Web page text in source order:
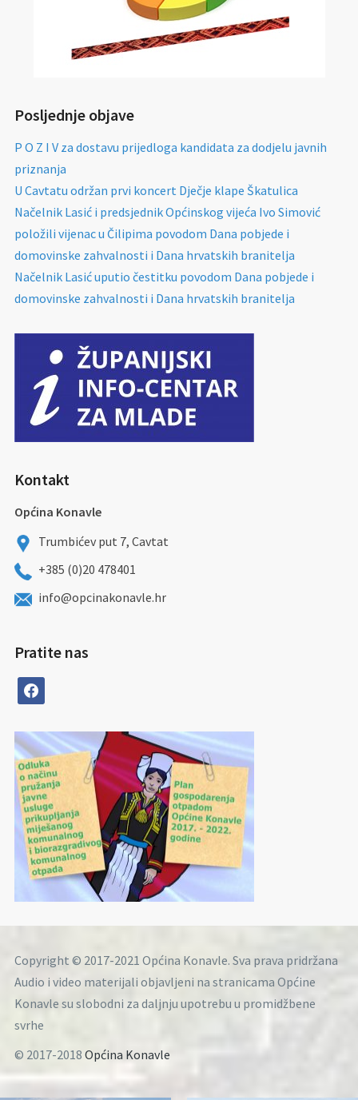
Posljednje objave
P O Z I V za dostavu prijedloga kandidata za dodjelu javnih
priznanja
U Cavtatu održan prvi koncert Dječje klape Škatulica
Načelnik Lasić i predsjednik Općinskog vijeća Ivo Simović
položili vijenac u Čilipima povodom Dana pobjede i
domovinske zahvalnosti i Dana hrvatskih branitelja
Načelnik Lasić uputio čestitku povodom Dana pobjede i
domovinske zahvalnosti i Dana hrvatskih branitelja
Kontakt
Općina Konavle
Trumbićev put 7, Cavtat
+385 (0)20 478401
info@opcinakonavle.hr
Pratite nas
facebook
Copyright © 2017-2021 Općina Konavle. Sva prava pridržana
Audio i video materijali objavljeni na stranicama Općine
Konavle su slobodni za daljnju upotrebu u promidžbene
svrhe
© 2017-2018 Općina Konavle